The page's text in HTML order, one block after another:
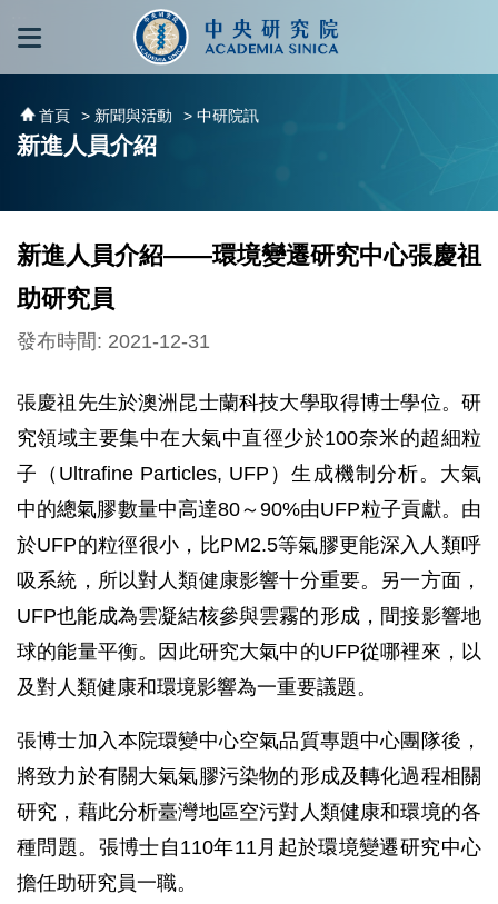
跳到主要內容區塊
首頁 > 新聞與活動 > 中研院訊
新進人員介紹
新進人員介紹——環境變遷研究中心張慶祖
助研究員
發布時間: 2021-12-31
張慶祖先生於澳洲昆士蘭科技大學取得博士學位。研
究領域主要集中在大氣中直徑少於100奈米的超細粒
子（Ultrafine Particles, UFP）生成機制分析。大氣
中的總氣膠數量中高達80～90%由UFP粒子貢獻。由
於UFP的粒徑很小，比PM2.5等氣膠更能深入人類呼
吸系統，所以對人類健康影響十分重要。另一方面，
UFP也能成為雲凝結核參與雲霧的形成，間接影響地
球的能量平衡。因此研究大氣中的UFP從哪裡來，以
及對人類健康和環境影響為一重要議題。
張博士加入本院環變中心空氣品質專題中心團隊後，
將致力於有關大氣氣膠污染物的形成及轉化過程相關
研究，藉此分析臺灣地區空污對人類健康和環境的各
種問題。張博士自110年11月起於環境變遷研究中心
擔任助研究員一職。